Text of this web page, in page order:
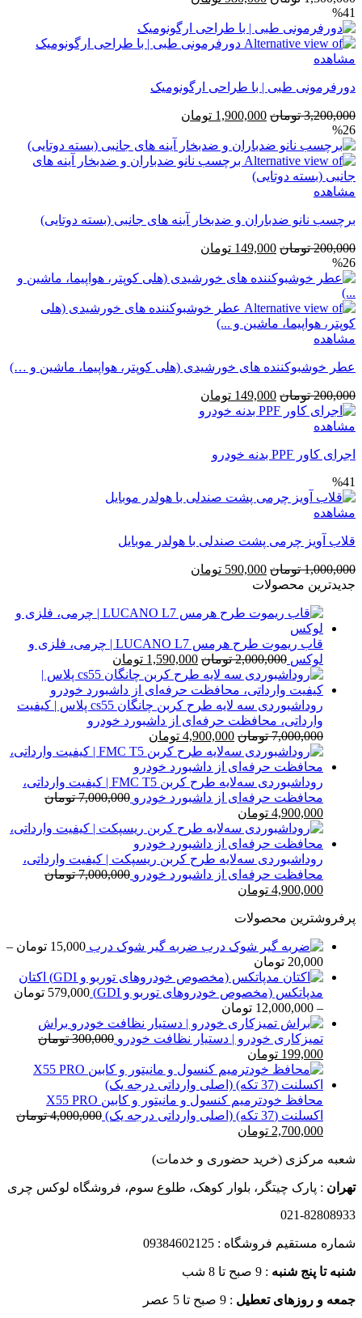
1,300,000 تومان
بود.
980,000 تومان
است.
%41
مشاهده
دورفرمونی طبی | با طراحی ارگونومیک
3,200,000 تومان قیمت
3,200,000 تومان
بود.
1,900,000 تومان
1,900,000 تومان
است.
%26
مشاهده
برچسب نانو ضدباران و ضدبخار آینه های جانبی (بسته دوتایی)
200,000 تومان قیمت
200,000 تومان
149,000 تومان
149,000 تومان
%26
مشاهده
عطر خوشبوکننده های خورشیدی (هلی کوپتر، هواپیما، ماشین و …)
200,000 تومان قیمت
اصلی
149,000 تومان
فعلی
مشاهده
اجرای کاور PPF بدنه خودرو
%41
مشاهده
قلاب آویز چرمی پشت صندلی با هولدر موبایل
1,000,000 تومان قیمت
اصلی
بود.
590,000 تومان
است.
جدیدترین محصولات
قاب ریموت طرح هرمس LUCANO L7 | چرمی، فلزی و
لوکس 2,000,000 تومان قیمت
اصلی
2,000,000 تومان
بود.
1,590,000 تومان
فعلی
1,590,000 تومان
است.روداشبوردی سه‌ لایه طرح کربن چانگان cs55 پلاس | کیفیت
وارداتی، محافظت حرفه‌ای از داشبورد خودرو
7,000,000 تومان قیمت
اصلی
7,000,000 تومان
بود.
4,900,000 تومان
فعلی
است.
روداشبوردی سه‌لایه طرح کربن FMC T5 | کیفیت وارداتی،
محافظت حرفه‌ای از داشبورد خودرو 7,000,000 تومان
قیمت
اصلی
7,000,000 تومان
بود.
4,900,000 تومان
فعلی
4,900,000 تومان
است.
روداشبوردی سه‌لایه طرح کربن ریسپکت | کیفیت وارداتی،
محافظت حرفه‌ای از داشبورد خودرو 7,000,000 تومان
قیمت
7,000,000 تومان
4,900,000 تومان
پرفروشترین محصولات
ضربه گیر شوک درب 15,000 تومان –
20,000 تومان
قیمت:
15,000 تومان
تا
20,000 تومان
اکتان
مدپاتکس (مخصوص خودروهای توربو و GDI)
579,000 تومان
–
12,000,000 تومان
قیمت:
579,000 تومان
12,000,000 تومان
براش
تمیزکاری خودرو | دستیار نظافت خودرو 300,000 تومان
قیمت
اصلی
300,000 تومان
بود.
199,000 تومان
فعلی
199,000 تومان
است.
محافظ خودترمیم کنسول و مانیتور و کابین X55 PRO
اکسلنت (37 تکه) (اصلی وارداتی درجه یک)
4,000,000 تومان
قیمت
4,000,000 تومان
2,700,000 تومان
2,700,000 تومان
شعبه مرکزی (خرید حضوری و خدمات)
تهران : پارک چیتگر، بلوار کوهک، طلوع سوم، فروشگاه لوکس چری
021-82808933
شماره مستقیم فروشگاه : 09384602125
شنبه تا پنج شنبه : 9 صبح تا 8 شب
جمعه و روزهای تعطیل : 9 صبح تا 5 عصر